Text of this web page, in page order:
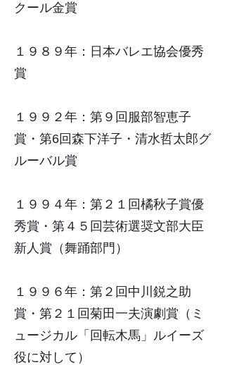
クール金賞
１９８９年：日本バレエ協会優秀
賞
１９９２年：第９回服部智恵子
賞・第6回森下洋子・清水哲太郎グ
ルーバル賞
１９９４年：第２１回橘秋子賞優
秀賞・第４５回芸術選奨文部大臣
新人賞（舞踊部門）
１９９６年：第２回中川鋭之助
賞・第２１回菊田一夫演劇賞（ミ
ュージカル「回転木馬」ルイーズ
役に対して）